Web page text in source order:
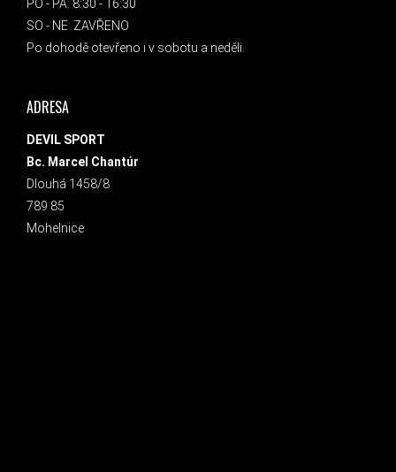
PO - PÁ: 8:30 - 16:30
SO - NE: ZAVŘENO
Po dohodě otevřeno i v sobotu a neděli.
ADRESA
DEVIL SPORT
Bc. Marcel Chantúr
Dlouhá 1458/8
789 85
Mohelnice